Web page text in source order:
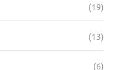
(19)
(13)
(6)